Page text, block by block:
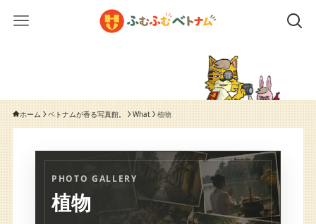
ホーム ベトナムが香る写真館。 What 植物
PHOTO GALLERY
植物